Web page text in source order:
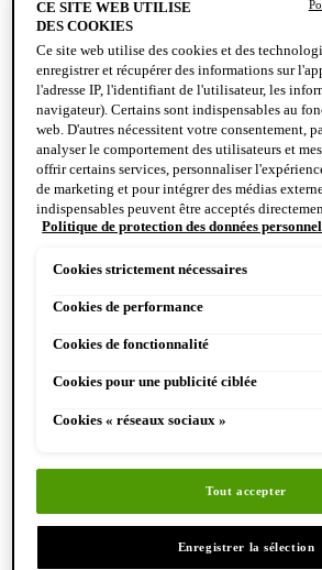
ÉTAPE
Appliquer le soin solaire teinté 3
uniforme et généreuse (de
réduisent l'efficacité de la
ÉTAPE
Répéter l'application plusieurs
la protection solaire, en
ÉTAPE
Éviter le soleil pendant les
Composition/Précautions d’emploi
AQUA / WATER • CI 77891 /
DIOXIDE • HOMOSALATE •
ETHYLHEXYL SALICYLATE •
TRIAZONE • C12-15 ALKYL
CE SITE WEB UTILISE
DES COOKIES
Ce site web utilise des cookies et des
enregistrer et récupérer des informations sur
l'adresse IP, l'identifiant de l'utilisateur, les
navigateur). Certains sont indispensables au
web. D'autres nécessitent votre consentement,
analyser le comportement des utilisateurs et
offrir certains services, personnaliser
de marketing et pour intégrer des médias
indispensables peuvent être acceptés
ou refusés (« Continuer sans consentement »).
préférences (« Enregistrer mes choix »). Vous
cookies ». Pour plus d'informations, veuillez
Politique de protection des données
Cookies strictement nécessaires
Cookies de performance
Cookies de fonctionnalité
Cookies pour une publicité ciblée
Cookies « réseaux sociaux »
Tout accepter
Enregistrer la sélection